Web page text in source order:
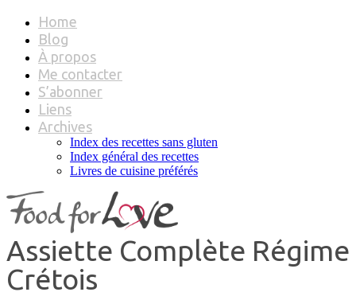
Home
Blog
À propos
Me contacter
S’abonner
Liens
Archives
Index des recettes sans gluten
Index général des recettes
Livres de cuisine préférés
Assiette Complète Régime
Crétois